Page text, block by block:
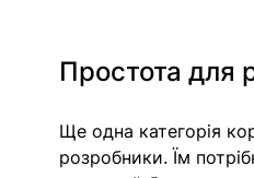
Простота для
Ще одна категорія
розробники. Їм